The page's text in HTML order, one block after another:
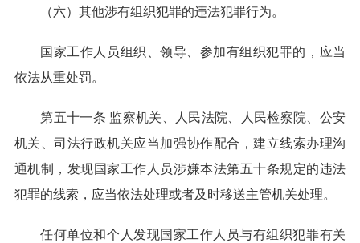
（六）其他涉有组织犯罪的违法犯罪行为。
国家工作人员组织、领导、参加有组织犯罪的，应当
依法从重处罚。
第五十一条 监察机关、人民法院、人民检察院、公安
机关、司法行政机关应当加强协作配合，建立线索办理沟
通机制，发现国家工作人员涉嫌本法第五十条规定的违法
犯罪的线索，应当依法处理或者及时移送主管机关处理。
任何单位和个人发现国家工作人员与有组织犯罪有关